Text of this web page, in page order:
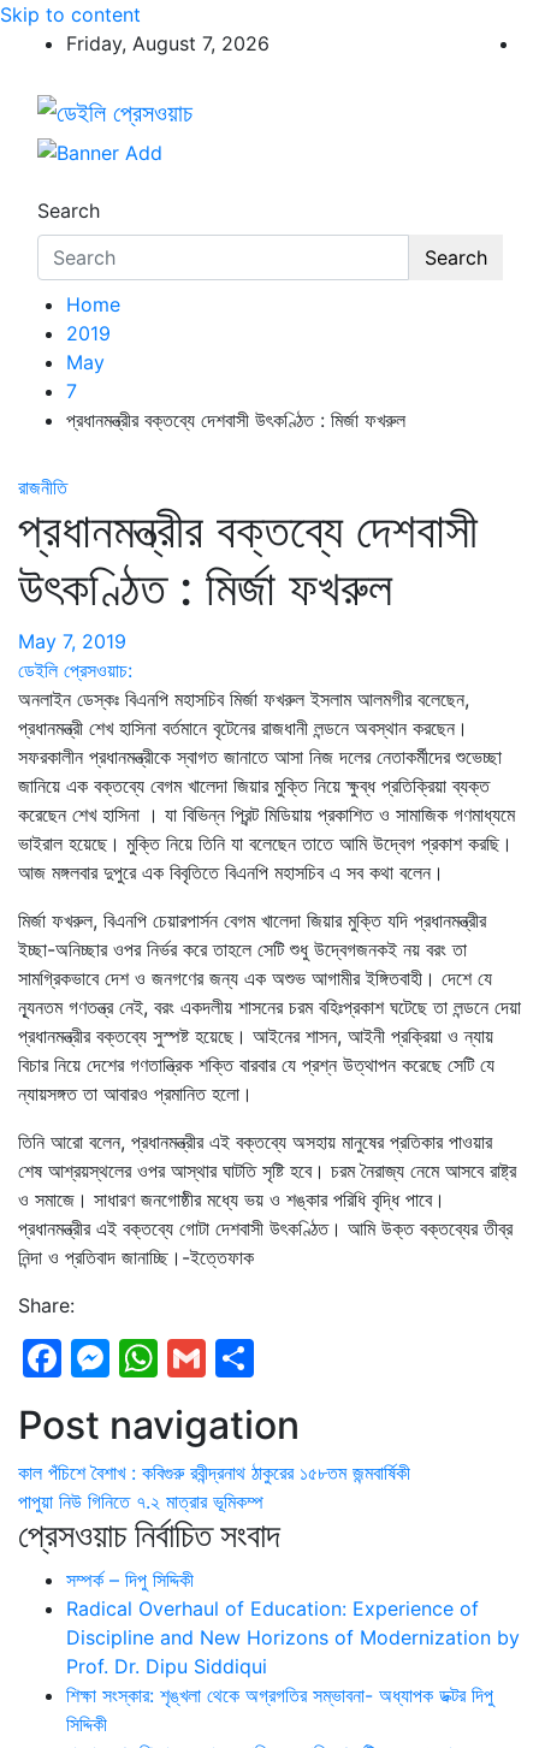
Skip to content
Friday, August 7, 2026
ডেইলি প্রেসওয়াচ
ডেইলি প্রেসওয়াচ মুক্তিযুদ্ধের চেতনায় উদ্বুদ্ধ মুখপত্র
Search
Search
Home
2019
May
7
প্রধানমন্ত্রীর বক্তব্যে দেশবাসী উৎকণ্ঠিত : মির্জা ফখরুল
রাজনীতি
প্রধানমন্ত্রীর বক্তব্যে দেশবাসী
উৎকণ্ঠিত : মির্জা ফখরুল
May 7, 2019
ডেইলি প্রেসওয়াচ:
অনলাইন ডেস্কঃ বিএনপি মহাসচিব মির্জা ফখরুল ইসলাম আলমগীর বলেছেন,
প্রধানমন্ত্রী শেখ হাসিনা বর্তমানে বৃটেনের রাজধানী লন্ডনে অবস্থান করছেন।
সফরকালীন প্রধানমন্ত্রীকে স্বাগত জানাতে আসা নিজ দলের নেতাকর্মীদের শুভেচ্ছা
জানিয়ে এক বক্তব্যে বেগম খালেদা জিয়ার মুক্তি নিয়ে ক্ষুব্ধ প্রতিক্রিয়া ব্যক্ত
করেছেন শেখ হাসিনা । যা বিভিন্ন প্রিন্ট মিডিয়ায় প্রকাশিত ও সামাজিক গণমাধ্যমে
ভাইরাল হয়েছে। মুক্তি নিয়ে তিনি যা বলেছেন তাতে আমি উদ্বেগ প্রকাশ করছি।
আজ মঙ্গলবার দুপুরে এক বিবৃতিতে বিএনপি মহাসচিব এ সব কথা বলেন।
মির্জা ফখরুল, বিএনপি চেয়ারপার্সন বেগম খালেদা জিয়ার মুক্তি যদি প্রধানমন্ত্রীর
ইচ্ছা-অনিচ্ছার ওপর নির্ভর করে তাহলে সেটি শুধু উদ্বেগজনকই নয় বরং তা
সামগ্রিকভাবে দেশ ও জনগণের জন্য এক অশুভ আগামীর ইঙ্গিতবাহী। দেশে যে
ন্যূনতম গণতন্ত্র নেই, বরং একদলীয় শাসনের চরম বহিঃপ্রকাশ ঘটেছে তা লন্ডনে দেয়া
প্রধানমন্ত্রীর বক্তব্যে সুস্পষ্ট হয়েছে। আইনের শাসন, আইনী প্রক্রিয়া ও ন্যায়
বিচার নিয়ে দেশের গণতান্ত্রিক শক্তি বারবার যে প্রশ্ন উত্থাপন করেছে সেটি যে
ন্যায়সঙ্গত তা আবারও প্রমানিত হলো।
তিনি আরো বলেন, প্রধানমন্ত্রীর এই বক্তব্যে অসহায় মানুষের প্রতিকার পাওয়ার
শেষ আশ্রয়স্থলের ওপর আস্থার ঘাটতি সৃষ্টি হবে। চরম নৈরাজ্য নেমে আসবে রাষ্ট্র
ও সমাজে। সাধারণ জনগোষ্ঠীর মধ্যে ভয় ও শঙ্কার পরিধি বৃদ্ধি পাবে।
প্রধানমন্ত্রীর এই বক্তব্যে গোটা দেশবাসী উৎকণ্ঠিত। আমি উক্ত বক্তব্যের তীব্র
নিন্দা ও প্রতিবাদ জানাচ্ছি।-ইত্তেফাক
Share:
Facebook
Messenger
WhatsApp
Gmail
Post navigation
কাল পঁচিশে বৈশাখ : কবিগুরু রবীন্দ্রনাথ ঠাকুরের ১৫৮তম জন্মবার্ষিকী
পাপুয়া নিউ গিনিতে ৭.২ মাত্রার ভূমিকম্প
প্রেসওয়াচ নির্বাচিত সংবাদ
সম্পর্ক – দিপু সিদ্দিকী
Radical Overhaul of Education: Experience of
Discipline and New Horizons of Modernization by
Prof. Dr. Dipu Siddiqui
শিক্ষা সংস্কার: শৃঙ্খলা থেকে অগ্রগতির সম্ভাবনা- অধ্যাপক ডক্টর দিপু
সিদ্দিকী